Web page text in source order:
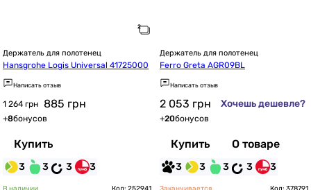
Держатель для полотенец
Hansgrohe Logis Universal 41725000
Написать отзыв
1 264 грн 885 грн
+8бонусов
Купить
3 3 3 3
Держатель для полотенец
Ferro Greta AGR09BL
Написать отзыв
2 053 грн Хочешь дешевле?
+20бонусов
Купить О товаре
3 3 3 3 3